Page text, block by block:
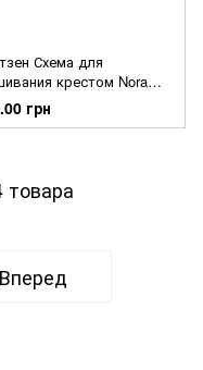
Схема для
крестом Nora
NC116
грн
товара
Вперед